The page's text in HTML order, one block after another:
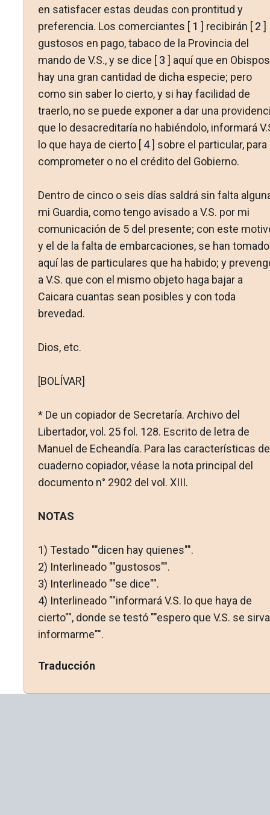
en satisfacer estas deudas con pronti­tud y
preferencia. Los comerciantes [ 1 ] recibirán [ 2 ]
gustosos en pa­go, tabaco de la Provincia del
mando de V.S., y se dice [ 3 ] aquí que en Obispos
hay una gran cantidad de dicha especie; pero
como sin saber lo cierto, y si hay facilidad de
traerlo, no se puede exponer a dar una
que lo desacreditaría no habiéndolo, informará
lo que haya de cierto [ 4] sobre el par­ticular, para
comprometer o no el crédito del Gobierno.
Dentro de cinco o seis días saldrá sin falta
mi Guardia, como tengo avisado a V.S. por mi
comunicación de 5 del pre­sente; con este
y el de la falta de embarcaciones, se han tomado
aquí las de particulares que ha habido; y
a V.S. que con el mismo objeto haga bajar a
Caicara cuantas sean posibles y con toda
brevedad.
Dios, etc.
[BOLÍVAR]
* De un copiador de Secretaría. Archivo del
Libertador, vol. 25 fol. 128. Escrito de letra de
Manuel de Echeandía. Para las características
cuaderno copiador, véase la nota principal del
documento n° 2902 del vol. XIII.
NOTAS
1) Testado ""dicen hay quienes"".
2) Interlineado ""gustosos"".
3) Interlineado ""se dice"".
4) Interlineado ""informará V.S. lo que haya de
cierto"", donde se testó ""espero que V.S. se sirva
informarme"".
Traducción